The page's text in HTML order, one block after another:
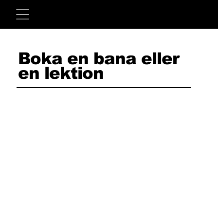
Boka en bana eller
en lektion